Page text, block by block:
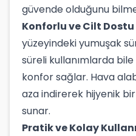
güvende olduğunu
Konforlu ve Cilt Dostu
yüzeyindeki yumuşak
süreli kullanımlarda
konfor sağlar. Hava
aza indirerek hijyenik
sunar.
Pratik ve Kolay